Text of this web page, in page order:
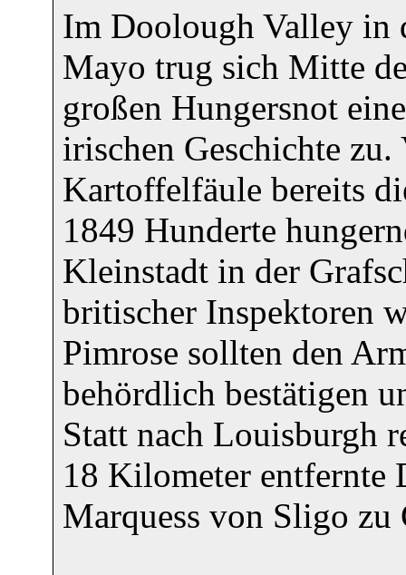
Im Doolough Valley in
Mayo trug sich Mitte
großen Hungersnot
irischen Geschichte
Kartoffelfäule bereits
1849 Hunderte
Kleinstadt in der
britischer Inspektoren
Pimrose sollten den
behördlich bestätigen
Statt nach Louisburgh
18 Kilometer entfernte
Marquess von Sligo zu